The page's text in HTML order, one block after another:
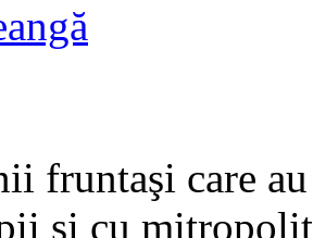
fruntaşi care
şi cu